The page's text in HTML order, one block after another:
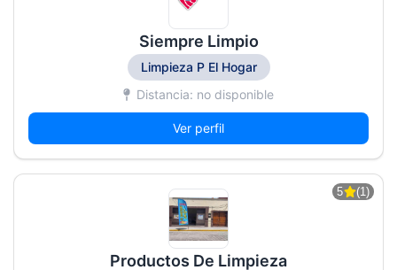
Siempre Limpio
Limpieza P El Hogar
Distancia: no disponible
Ver perfil
5 (1)
Productos De Limpieza